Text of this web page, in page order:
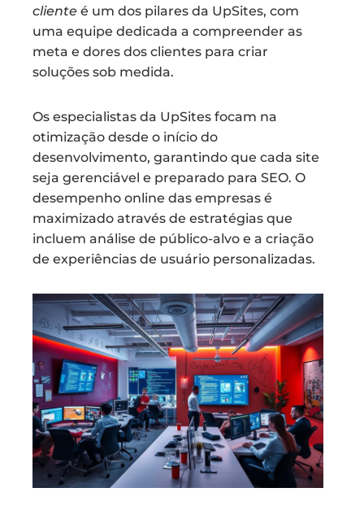
cliente é um dos pilares da UpSites, com
uma equipe dedicada a compreender as
meta e dores dos clientes para criar
soluções sob medida.
Os especialistas da UpSites focam na
otimização desde o início do
desenvolvimento, garantindo que cada site
seja gerenciável e preparado para SEO. O
desempenho online das empresas é
maximizado através de estratégias que
incluem análise de público-alvo e a criação
de experiências de usuário personalizadas.